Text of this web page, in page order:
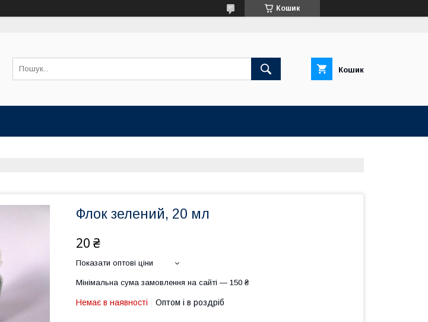
Кошик
Кошик
Флок зелений, 20 мл
20 ₴
Показати оптові ціни
Мінімальна сума замовлення на сайті — 150 ₴
Немає в наявності Оптом і в роздріб